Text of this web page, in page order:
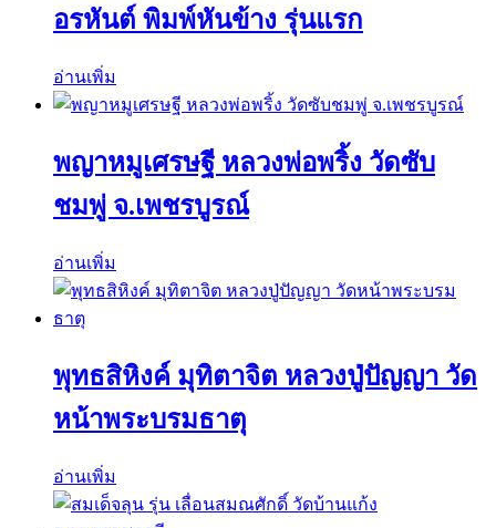
อรหันต์ พิมพ์หันข้าง รุ่นแรก
อ่านเพิ่ม
พญาหมูเศรษฐี หลวงพ่อพริ้ง วัดซับ
ชมพู่ จ.เพชรบูรณ์
อ่านเพิ่ม
พุทธสิหิงค์ มุทิตาจิต หลวงปู่ปัญญา วัด
หน้าพระบรมธาตุ
อ่านเพิ่ม